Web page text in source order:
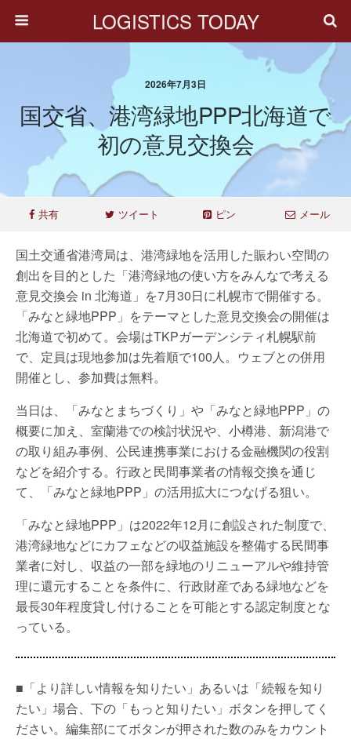
LOGISTICS TODAY
2026年7月3日
国交省、港湾緑地PPP北海道で
初の意見交換会
共有 ツイート ピン メール
国土交通省港湾局は、港湾緑地を活用した賑わい空間の
創出を目的とした「港湾緑地の使い方をみんなで考える
意見交換会 in 北海道」を7月30日に札幌市で開催する。
「みなと緑地PPP」をテーマとした意見交換会の開催は
北海道で初めて。会場はTKPガーデンシティ札幌駅前
で、定員は現地参加は先着順で100人。ウェブとの併用
開催とし、参加費は無料。
当日は、「みなとまちづくり」や「みなと緑地PPP」の
概要に加え、室蘭港での検討状況や、小樽港、新潟港で
の取り組み事例、公民連携事業における金融機関の役割
などを紹介する。行政と民間事業者の情報交換を通じ
て、「みなと緑地PPP」の活用拡大につなげる狙い。
「みなと緑地PPP」は2022年12月に創設された制度で、
港湾緑地などにカフェなどの収益施設を整備する民間事
業者に対し、収益の一部を緑地のリニューアルや維持管
理に還元することを条件に、行政財産である緑地などを
最長30年程度貸し付けることを可能とする認定制度とな
っている。
■「より詳しい情報を知りたい」あるいは「続報を知り
たい」場合、下の「もっと知りたい」ボタンを押してく
ださい。編集部にてボタンが押された数のみをカウント